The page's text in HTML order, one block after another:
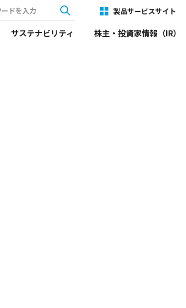
ドを入力 製品サービスサイト
サステナビリティ 株主・投資家情報（IR）